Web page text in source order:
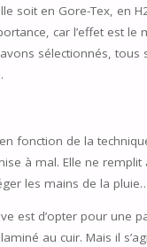
soit en Gore-Tex, en
car l’effet est le
sélectionnés, tous
fonction de la
à mal. Elle ne
les mains de la
est d’opter pour une
au cuir. Mais il